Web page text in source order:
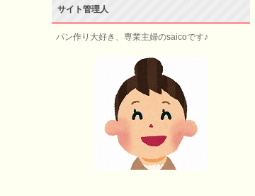
サイト管理人
パン作り大好き、専業主婦のsaicoです♪